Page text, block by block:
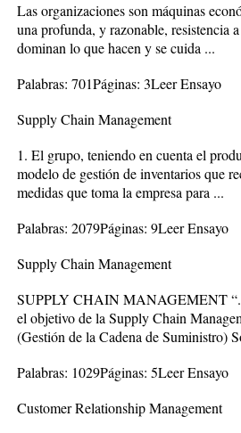
Las organizaciones son máquinas
una profunda, y razonable, resistencia
dominan lo que hacen y se cuida ...
Palabras: 701Páginas: 3Leer Ensayo
Supply Chain Management
1. El grupo, teniendo en cuenta el
modelo de gestión de inventarios que
medidas que toma la empresa para ...
Palabras: 2079Páginas: 9Leer Ensayo
Supply Chain Management
SUPPLY CHAIN MANAGEMENT
el objetivo de la Supply Chain
(Gestión de la Cadena de Suministro)
Palabras: 1029Páginas: 5Leer Ensayo
Customer Relationship Management